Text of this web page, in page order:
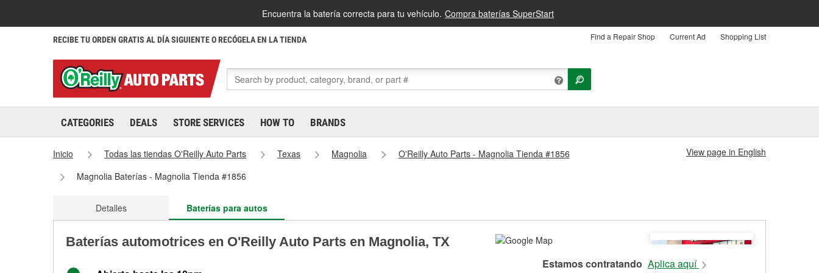
Encuentra la batería correcta para tu vehículo. Compra baterías SuperStart
RECIBE TU ORDEN GRATIS AL DÍA SIGUIENTE O RECÓGELA EN LA TIENDA Find a Repair Shop Current Ad Shopping List
CATEGORIES DEALS STORE SERVICES HOW TO BRANDS
Inicio Todas las tiendas O'Reilly Auto Parts Texas Magnolia
O'Reilly Auto Parts - Magnolia Tienda #1856
Magnolia Baterías - Magnolia Tienda #1856
View page in English
Detalles Baterías para autos
Baterías automotrices en O'Reilly Auto Parts en Magnolia, TX
Estamos contratando Aplica aquí